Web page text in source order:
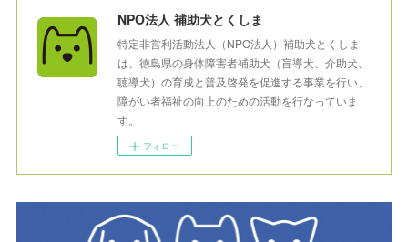
NPO法人 補助犬とくしま
特定非営利活動法人（NPO法人）補助犬とくしま
は、徳島県の身体障害者補助犬（盲導犬、介助犬、
聴導犬）の育成と普及啓発を促進する事業を行い、
障がい者福祉の向上のための活動を行なっていま
す。
フォロー